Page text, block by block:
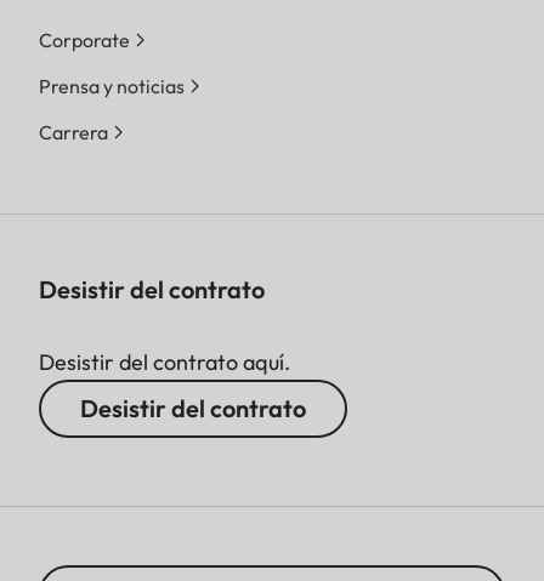
Corporate
Prensa y noticias
Carrera
Desistir del contrato
Desistir del contrato aquí.
Desistir del contrato